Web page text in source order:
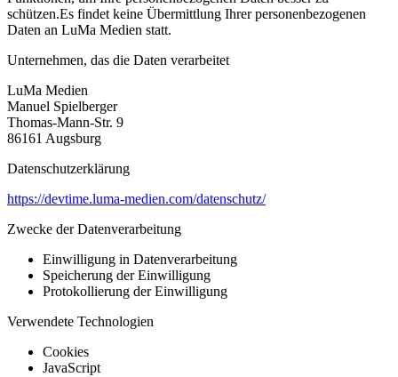
schützen.Es findet keine Übermittlung Ihrer personenbezogenen
Daten an LuMa Medien statt.
Unternehmen, das die Daten verarbeitet
LuMa Medien
Manuel Spielberger
Thomas-Mann-Str. 9
86161 Augsburg
Datenschutzerklärung
https://devtime.luma-medien.com/datenschutz/
Zwecke der Datenverarbeitung
Einwilligung in Datenverarbeitung
Speicherung der Einwilligung
Protokollierung der Einwilligung
Verwendete Technologien
Cookies
JavaScript